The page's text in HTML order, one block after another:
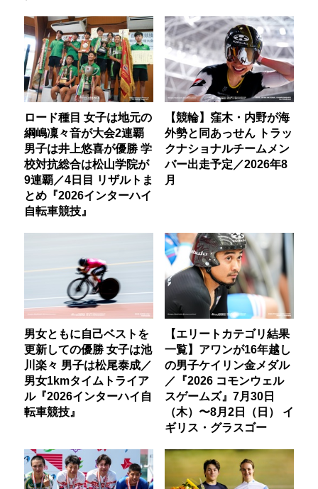
ロード種目 女子は地元の
綱嶋凜々音が大会2連覇
男子は井上悠喜が優勝 学
校対抗総合は松山学院が
9連覇／4日目 リザルトま
とめ『2026インターハイ
自転車競技』
【競輪】窪木・内野が海
外勢と同あっせん トラッ
クナショナルチームメン
バー出走予定／2026年8
月
男女ともに自己ベストを
更新しての優勝 女子は池
川楽々 男子は松尾泰成／
男女1kmタイムトライア
ル『2026インターハイ自
転車競技』
【エリートカテゴリ結果
一覧】アワンが16年越し
の男子ケイリン金メダル
／『2026 コモンウェル
スゲームズ』7月30日
（木）〜8月2日（日） イ
ギリス・グラスゴー